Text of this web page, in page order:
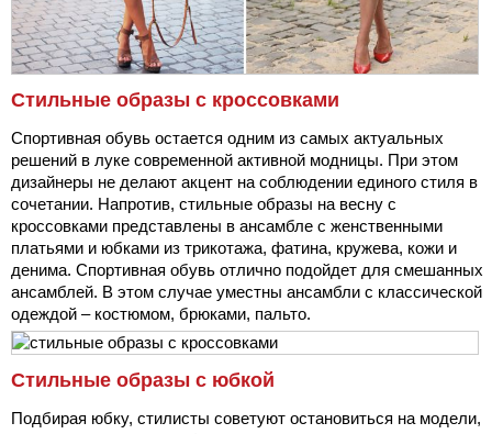
Стильные образы с кроссовками
Спортивная обувь остается одним из самых актуальных
решений в луке современной активной модницы. При этом
дизайнеры не делают акцент на соблюдении единого стиля в
сочетании. Напротив, стильные образы на весну с
кроссовками представлены в ансамбле с женственными
платьями и юбками из трикотажа, фатина, кружева, кожи и
денима. Спортивная обувь отлично подойдет для смешанных
ансамблей. В этом случае уместны ансамбли с классической
одеждой – костюмом, брюками, пальто.
Стильные образы с юбкой
Подбирая юбку, стилисты советуют остановиться на модели,